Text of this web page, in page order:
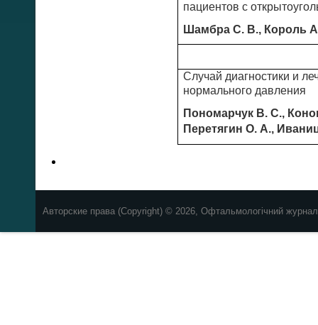
пациентов с
Шамбра С. В., Король
Случай диагностики и
нормального давления
Пономарчук В. С.,
Перетягин О. А.,
Авторские права (Copyright) © 2026, Офтальмологічний